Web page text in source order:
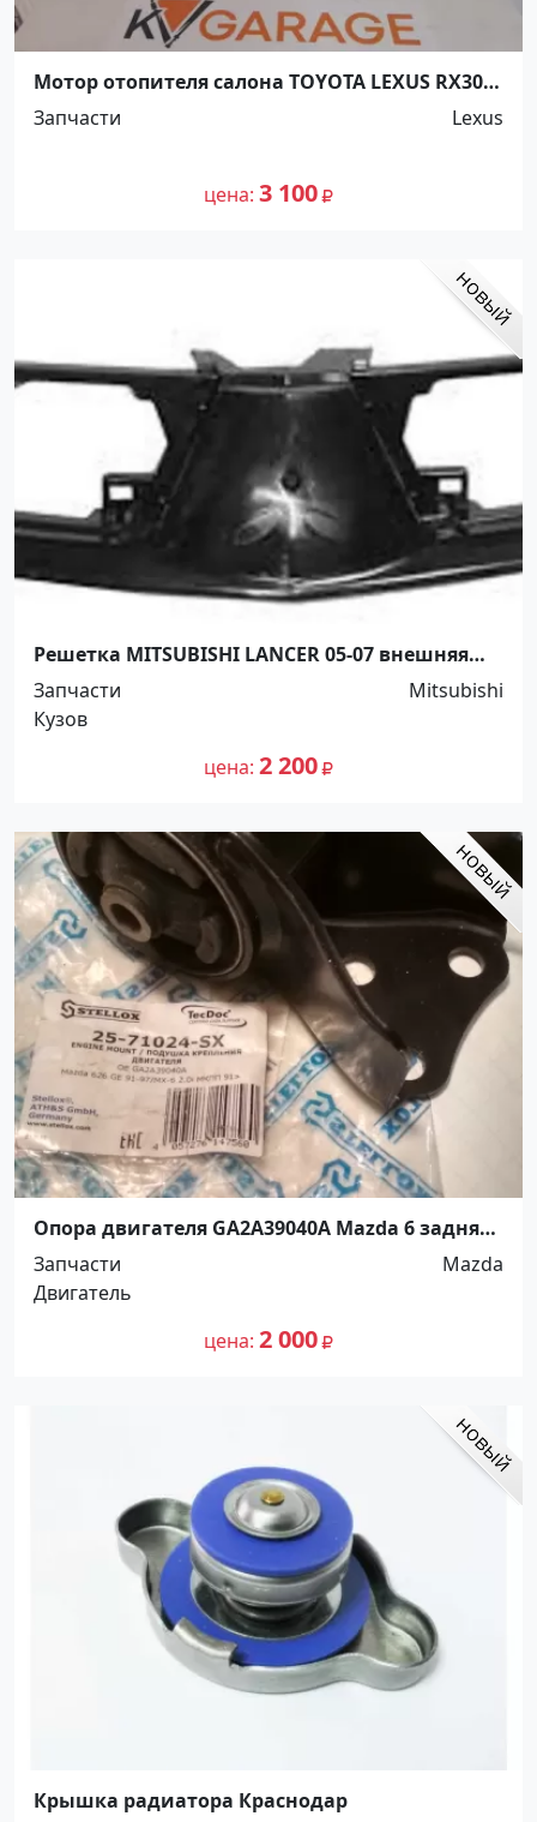
Мотор отопителя салона TOYOTA LEXUS RX300
/ 330 / 350 / 400H 03-08 (LHD) Краснодар
Запчасти Lexus
цена 3 100
Решетка MITSUBISHI LANCER 05-07 внешняя
часть Краснодар
Запчасти
Mitsubishi
Кузов
цена 2 200
Опора двигателя GA2A39040A Mazda 6 задняя
Невинномысск
Запчасти
Mazda
Двигатель
цена 2 000
Крышка радиатора Краснодар